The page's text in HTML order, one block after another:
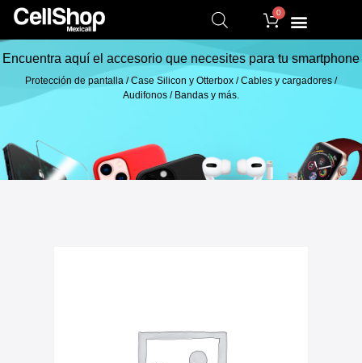
0
Encuentra aquí el accesorio que necesites para tu smartphone
Protección de pantalla / Case Silicon y Otterbox / Cables y cargadores /
Audifonos / Bandas y más.